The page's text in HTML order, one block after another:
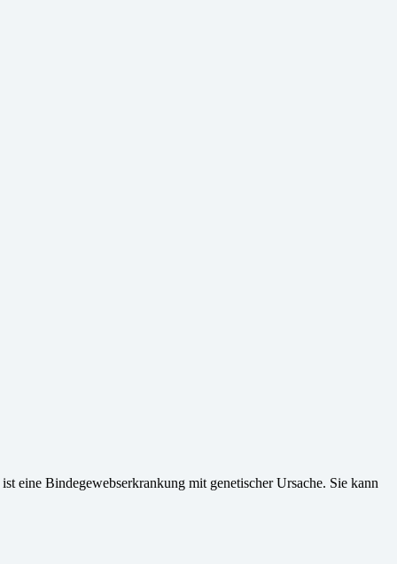
eine Bindegewebserkrankung mit genetischer Ursache. Sie kann